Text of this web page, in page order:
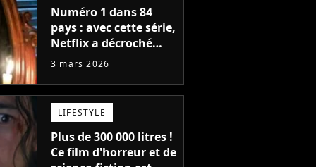
Numéro 1 dans 84
pays : avec cette série,
Netflix a décroché
l'un des plus grands
temps
3 mars 2026
LIFESTYLE
Plus de 300 000 litres !
Ce film d'horreur et de